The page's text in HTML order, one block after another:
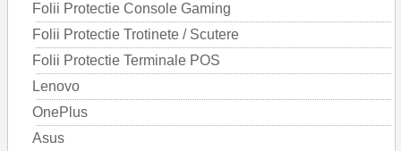
Folii Protectie Console Gaming
Folii Protectie Trotinete / Scutere
Folii Protectie Terminale POS
Lenovo
OnePlus
Asus